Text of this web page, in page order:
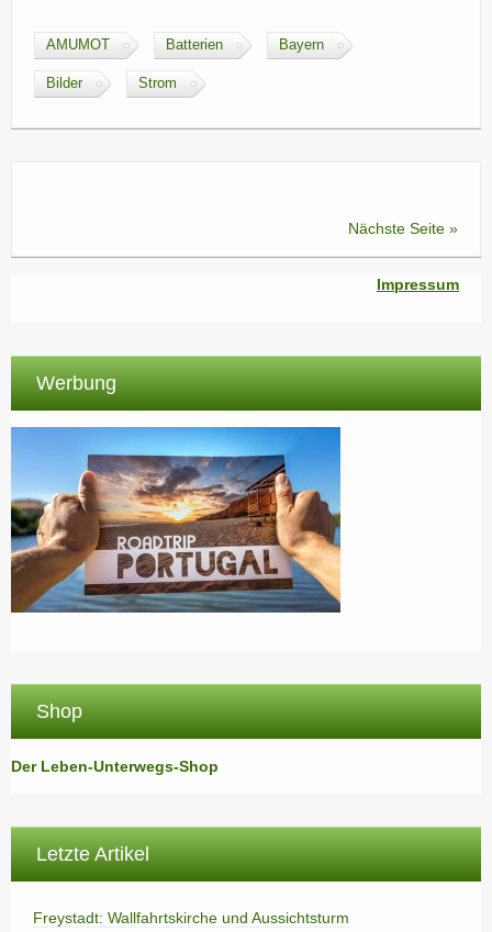
AMUMOT Batterien Bayern
Bilder Strom
Nächste Seite »
Impressum
Werbung
Shop
Der Leben-Unterwegs-Shop
Letzte Artikel
Freystadt: Wallfahrtskirche und Aussichtsturm